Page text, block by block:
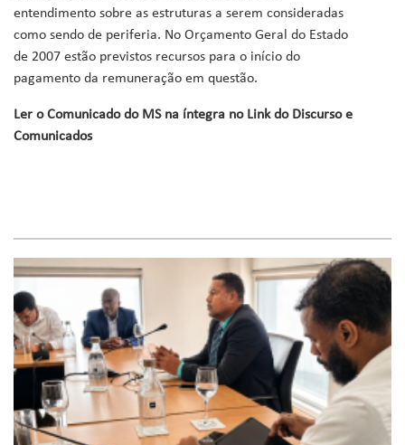
entendimento sobre as estruturas a serem consideradas
como sendo de periferia. No Orçamento Geral do Estado
de 2007 estão previstos recursos para o início do
pagamento da remuneração em questão.
Ler o Comunicado do MS na íntegra no Link do Discurso e
Comunicados